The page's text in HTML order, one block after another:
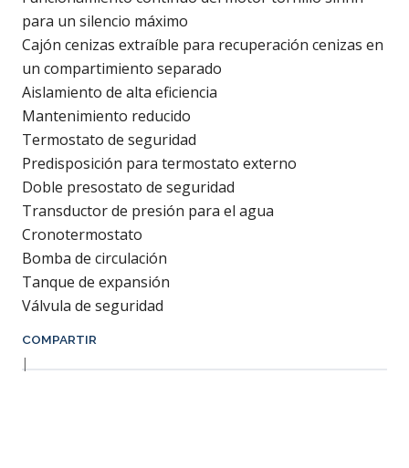
para un silencio máximo
Cajón cenizas extraíble para recuperación cenizas en
un compartimiento separado
Aislamiento de alta eficiencia
Mantenimiento reducido
Termostato de seguridad
Predisposición para termostato externo
Doble presostato de seguridad
Transductor de presión para el agua
Cronotermostato
Bomba de circulación
Tanque de expansión
Válvula de seguridad
COMPARTIR
|